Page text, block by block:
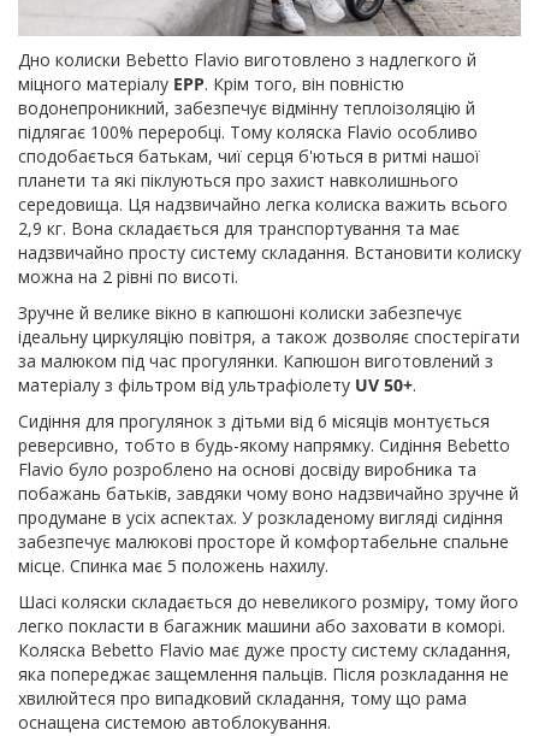
Дно колиски Bebetto Flavio виготовлено з надлегкого й
міцного матеріалу EPP. Крім того, він повністю
водонепроникний, забезпечує відмінну теплоізоляцію й
підлягає 100% переробці. Тому коляска Flavio особливо
сподобається батькам, чиї серця б'ються в ритмі нашої
планети та які піклуються про захист навколишнього
середовища. Ця надзвичайно легка колиска важить всього
2,9 кг. Вона складається для транспортування та має
надзвичайно просту систему складання. Встановити колиску
можна на 2 рівні по висоті.
Зручне й велике вікно в капюшоні колиски забезпечує
ідеальну циркуляцію повітря, а також дозволяє спостерігати
за малюком під час прогулянки. Капюшон виготовлений з
матеріалу з фільтром від ультрафіолету UV 50+.
Сидіння для прогулянок з дітьми від 6 місяців монтується
реверсивно, тобто в будь-якому напрямку. Сидіння Bebetto
Flavio було розроблено на основі досвіду виробника та
побажань батьків, завдяки чому воно надзвичайно зручне й
продумане в усіх аспектах. У розкладеному вигляді сидіння
забезпечує малюкові просторе й комфортабельне спальне
місце. Спинка має 5 положень нахилу.
Шасі коляски складається до невеликого розміру, тому його
легко покласти в багажник машини або заховати в коморі.
Коляска Bebetto Flavio має дуже просту систему складання,
яка попереджає защемлення пальців. Після розкладання не
хвилюйтеся про випадковий складання, тому що рама
оснащена системою автоблокування.